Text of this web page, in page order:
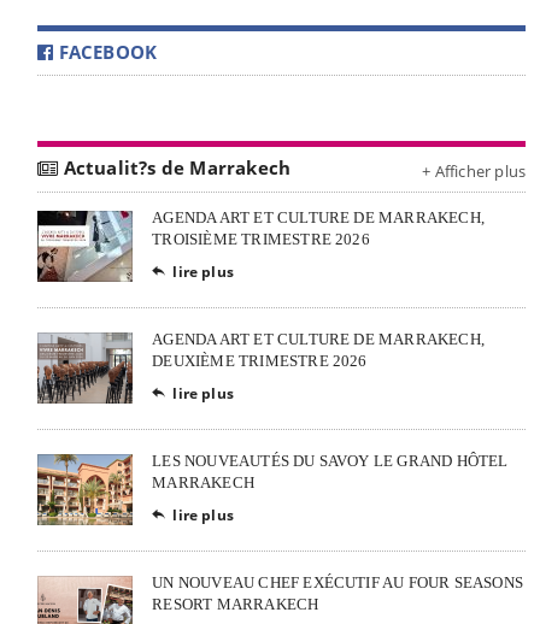
FACEBOOK
Actualit?s de Marrakech + Afficher plus
AGENDA ART ET CULTURE DE MARRAKECH,
TROISIÈME TRIMESTRE 2026
 lire plus
AGENDA ART ET CULTURE DE MARRAKECH,
DEUXIÈME TRIMESTRE 2026
 lire plus
LES NOUVEAUTÉS DU SAVOY LE GRAND HÔTEL
MARRAKECH
 lire plus
UN NOUVEAU CHEF EXÉCUTIF AU FOUR SEASONS
RESORT MARRAKECH